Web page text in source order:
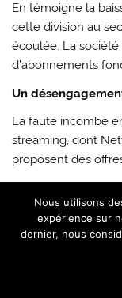
En témoigne la
cette division au
écoulée. La
d’abonnements
Un
La faute incombe
streaming, dont
proposent des
Morningstar, céder
de la difficile
payante à l’ère du
Cela permettrait
Nous utilisons
expérience sur
dernier, nous